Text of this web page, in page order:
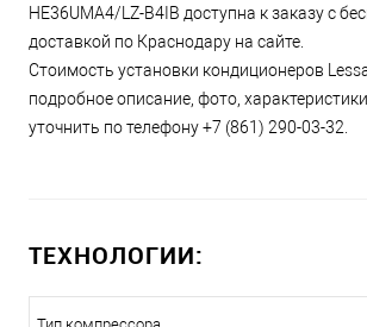
HE36UMA4/LZ-B4IB доступна к заказу с
доставкой по Краснодару на сайте.
Стоимость установки кондиционеров
подробное описание, фото,
уточнить по телефону +7 (861) 290-03-32.
ТЕХНОЛОГИИ: